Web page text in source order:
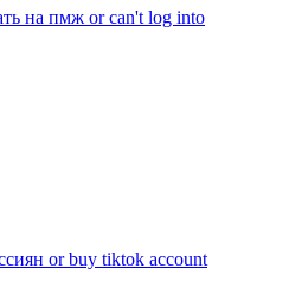
на пмж or can't log into
or buy tiktok account